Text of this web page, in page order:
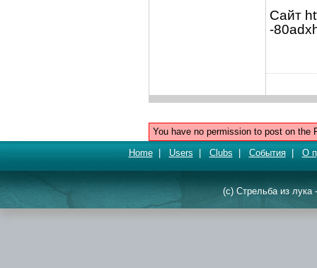
Сайт
-
You have no permission to post on the
Home| Users Clubs События| О
(c) Стрельба из лука